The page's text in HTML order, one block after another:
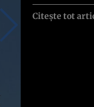
Citește tot